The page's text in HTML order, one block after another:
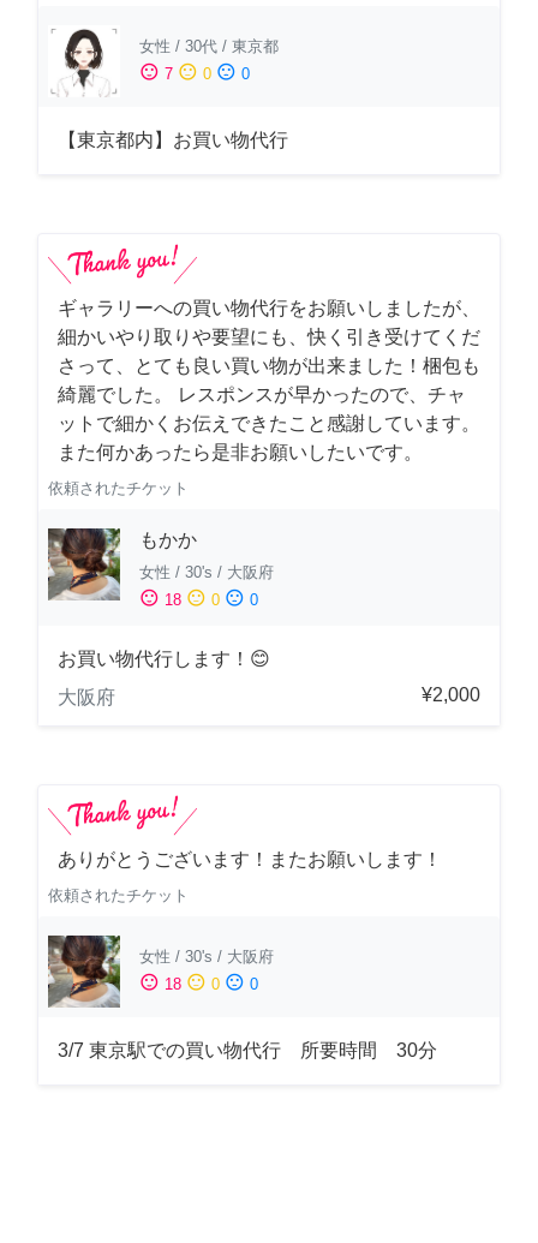
女性 / 30代 / 東京都
sentiment_satisfied 7 sentiment_neutral 0 sentiment_dissatisfied 0
【東京都内】お買い物代行
ギャラリーへの買い物代行をお願いしましたが、
細かいやり取りや要望にも、快く引き受けてくだ
さって、とても良い買い物が出来ました！梱包も
綺麗でした。 レスポンスが早かったので、チャ
ットで細かくお伝えできたこと感謝しています。
また何かあったら是非お願いしたいです。
依頼されたチケット
もかか
女性 / 30's / 大阪府
sentiment_satisfied 18 sentiment_neutral 0 sentiment_dissatisfied 0
お買い物代行します！😊
大阪府
¥2,000
ありがとうございます！またお願いします！
依頼されたチケット
女性 / 30's / 大阪府
sentiment_satisfied 18 sentiment_neutral 0 sentiment_dissatisfied 0
3/7 東京駅での買い物代行 所要時間 30分